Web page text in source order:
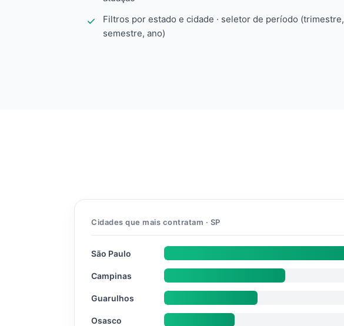
Filtros por estado e cidade · seletor de período (trimestre,
semestre, ano)
Cidades que mais contratam · SP
São Paulo
Campinas
Guarulhos
Osasco